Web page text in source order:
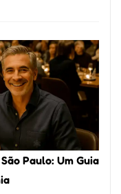
Paulo: Um Guia